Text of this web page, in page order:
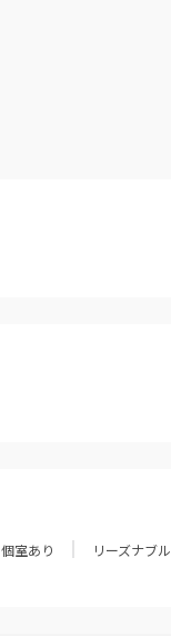
個室あり リーズナブル